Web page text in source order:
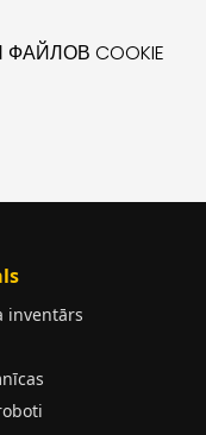
COOKIE
inventārs